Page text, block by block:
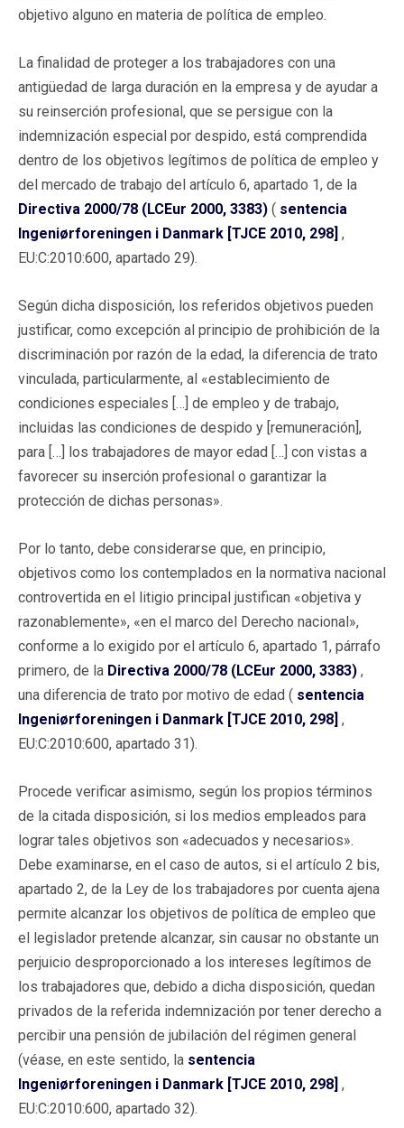
objetivo alguno en materia de política de empleo.
La finalidad de proteger a los trabajadores con una
antigüedad de larga duración en la empresa y de ayudar a
su reinserción profesional, que se persigue con la
indemnización especial por despido, está comprendida
dentro de los objetivos legítimos de política de empleo y
del mercado de trabajo del artículo 6, apartado 1, de la
Directiva 2000/78 (LCEur 2000, 3383) ( sentencia
Ingeniørforeningen i Danmark [TJCE 2010, 298] ,
EU:C:2010:600, apartado 29).
Según dicha disposición, los referidos objetivos pueden
justificar, como excepción al principio de prohibición de la
discriminación por razón de la edad, la diferencia de trato
vinculada, particularmente, al «establecimiento de
condiciones especiales […] de empleo y de trabajo,
incluidas las condiciones de despido y [remuneración],
para […] los trabajadores de mayor edad […] con vistas a
favorecer su inserción profesional o garantizar la
protección de dichas personas».
Por lo tanto, debe considerarse que, en principio,
objetivos como los contemplados en la normativa nacional
controvertida en el litigio principal justifican «objetiva y
razonablemente», «en el marco del Derecho nacional»,
conforme a lo exigido por el artículo 6, apartado 1, párrafo
primero, de la Directiva 2000/78 (LCEur 2000, 3383) ,
una diferencia de trato por motivo de edad ( sentencia
Ingeniørforeningen i Danmark [TJCE 2010, 298] ,
EU:C:2010:600, apartado 31).
Procede verificar asimismo, según los propios términos
de la citada disposición, si los medios empleados para
lograr tales objetivos son «adecuados y necesarios».
Debe examinarse, en el caso de autos, si el artículo 2 bis,
apartado 2, de la Ley de los trabajadores por cuenta ajena
permite alcanzar los objetivos de política de empleo que
el legislador pretende alcanzar, sin causar no obstante un
perjuicio desproporcionado a los intereses legítimos de
los trabajadores que, debido a dicha disposición, quedan
privados de la referida indemnización por tener derecho a
percibir una pensión de jubilación del régimen general
(véase, en este sentido, la sentencia
Ingeniørforeningen i Danmark [TJCE 2010, 298] ,
EU:C:2010:600, apartado 32).